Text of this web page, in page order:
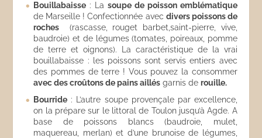
Bouillabaisse : La soupe de poisson emblématique
de Marseille ! Confectionnée avec divers poissons de
roches (rascasse, rouget barbet,saint-pierre, vive,
baudroie) et de légumes (tomates, poireaux, pomme
de terre et oignons). La caractéristique de la vrai
bouillabaisse : les poissons sont servis entiers avec
des pommes de terre ! Vous pouvez la consommer
avec des croûtons de pains aillés garnis derouille.
Bourride : L’autre soupe provençale par excellence,
on la prépare sur le littoral de Toulon jusqu’à Agde. A
base de poissons blancs (baudroie, mulet,
maquereau, merlan) et d’une brunoise de légumes,